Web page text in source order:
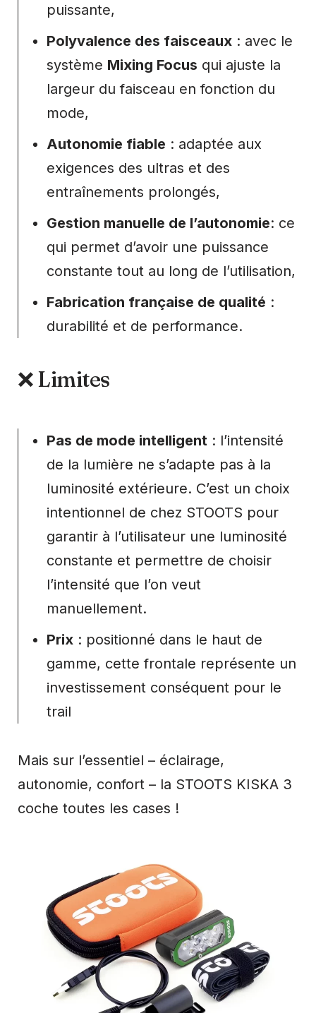
puissante,
Polyvalence des faisceaux : avec le
système Mixing Focus qui ajuste la
largeur du faisceau en fonction du
mode,
Autonomie fiable : adaptée aux
exigences des ultras et des
entraînements prolongés,
Gestion manuelle de l’autonomie: ce
qui permet d’avoir une puissance
constante tout au long de l’utilisation,
Fabrication française de qualité :
durabilité et de performance.
❌ Limites
Pas de mode intelligent : l’intensité
de la lumière ne s’adapte pas à la
luminosité extérieure. C’est un choix
intentionnel de chez STOOTS pour
garantir à l’utilisateur une luminosité
constante et permettre de choisir
l’intensité que l’on veut
manuellement.
Prix : positionné dans le haut de
gamme, cette frontale représente un
investissement conséquent pour le
trail
Mais sur l’essentiel – éclairage,
autonomie, confort – la STOOTS KISKA 3
coche toutes les cases !